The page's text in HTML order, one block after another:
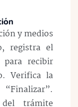
y medios
registra el
recibir
Verifica la
trámite